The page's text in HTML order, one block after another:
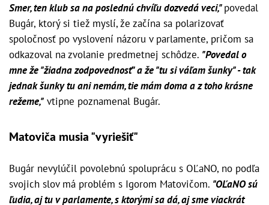
Smer, ten klub sa na poslednú chvíľu dozvedá veci,"povedal
Bugár, ktorý si tiež myslí, že začína sa polarizovať
spoločnosť po vyslovení názoru v parlamente, pričom sa
odkazoval na zvolanie predmetnej schôdze. "Povedal o
mne že "žiadna zodpovednosť" a že "tu si váľam šunky" - tak
jednak šunky tu ani nemám, tie mám doma a z toho krásne
režeme," vtipne poznamenal Bugár.
Matoviča musia "vyriešiť"
Bugár nevylúčil povolebnú spoluprácu s OĽaNO, no podľa
svojich slov má problém s Igorom Matovičom. "OĽaNO sú
ľudia, aj tu v parlamente, s ktorými sa dá, aj sme viackrát